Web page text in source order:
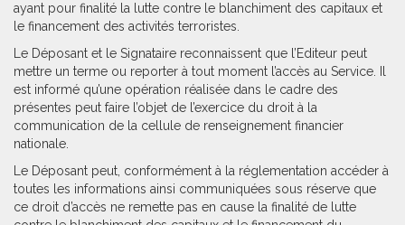
ayant pour finalité la lutte contre le blanchiment des capitaux et
le financement des activités terroristes.
Le Déposant et le Signataire reconnaissent que l’Editeur peut
mettre un terme ou reporter à tout moment l’accès au Service. Il
est informé qu’une opération réalisée dans le cadre des
présentes peut faire l’objet de l’exercice du droit à la
communication de la cellule de renseignement financier
nationale.
Le Déposant peut, conformément à la réglementation accéder à
toutes les informations ainsi communiquées sous réserve que
ce droit d’accès ne remette pas en cause la finalité de lutte